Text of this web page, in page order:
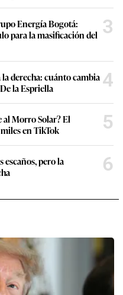
Energía Bogotá:
para la masificación del 3
derecha: cuánto cambia
la Espriella
4
al Morro Solar? El
en TikTok
5
pero la
6